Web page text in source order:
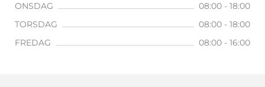
ONSDAG
08:00 - 18:00
TORSDAG
08:00 - 18:00
FREDAG
08:00 - 16:00